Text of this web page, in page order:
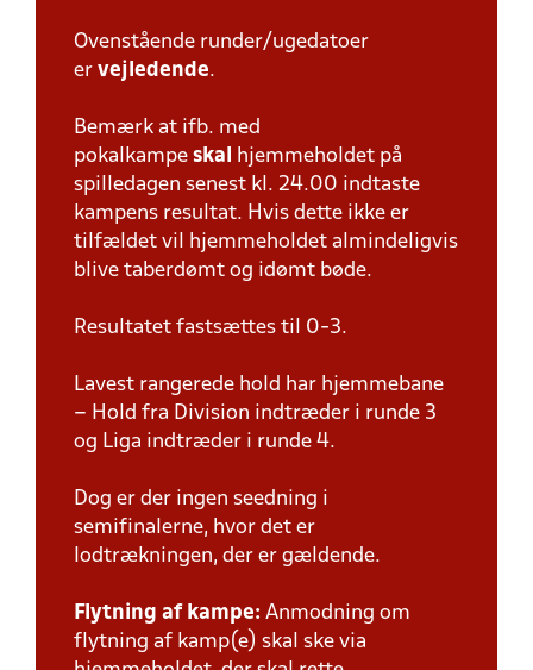
Ovenstående runder/ugedatoer
er vejledende.
Bemærk at ifb. med
pokalkampe skal
hjemmeholdet på
spilledagen senest kl. 24.00 indtaste
kampens resultat. Hvis dette ikke er
tilfældet vil hjemmeholdet almindeligvis
blive taberdømt og idømt bøde.
Resultatet fastsættes til 0-3.
Lavest rangerede hold har hjemmebane
– Hold fra Division indtræder i runde 3
og Liga indtræder i runde 4.
Dog er der ingen seedning i
semifinalerne, hvor det er
lodtrækningen, der er gældende.
Flytning af kampe: Anmodning om
flytning af kamp(e) skal ske via